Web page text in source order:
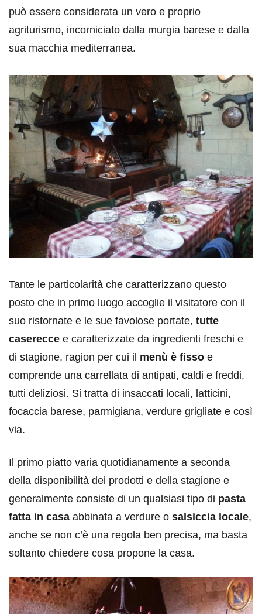
può essere considerata un vero e proprio
agriturismo, incorniciato dalla murgia barese e dalla
sua macchia mediterranea.
Tante le particolarità che caratterizzano questo
posto che in primo luogo accoglie il visitatore con il
suo ristornate e le sue favolose portate, tutte
caserecce e caratterizzate da ingredienti freschi e
di stagione, ragion per cui il menù è fisso e
comprende una carrellata di antipati, caldi e freddi,
tutti deliziosi. Si tratta di insaccati locali, latticini,
focaccia barese, parmigiana, verdure grigliate e così
via.
Il primo piatto varia quotidianamente a seconda
della disponibilità dei prodotti e della stagione e
generalmente consiste di un qualsiasi tipo di pasta
fatta in casa abbinata a verdure o salsiccia locale,
anche se non c’è una regola ben precisa, ma basta
soltanto chiedere cosa propone la casa.